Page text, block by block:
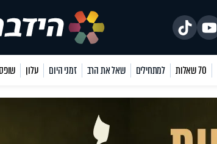
70 שאלות למתחילים שאל את הרב זמני היום עלון